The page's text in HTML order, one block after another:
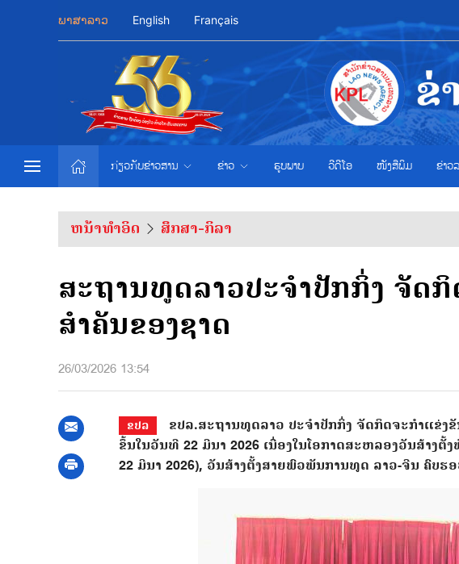
ພາສາລາວ English Français
ກ່ຽວກັບຂ່າວສານ ຂ່າວ ຮູບພາບ ວີດີໂອ ໜັງສືພິມ ຂ່າວ​
ຫນ້າທຳອິດ ສຶກສາ-ກິລາ
ສະຖານທູດລາວປະຈໍາປັກກິ່ງ ຈັດ
ສໍາຄັນຂອງຊາດ
26/03/2026 13:54
ຂປລ
ຂປລ.ສະຖານທູດລາວ ປະຈໍາປັກກິ່ງ ຈັດກິດຈະກໍາແຂ່
ຂຶ້ນໃນວັນທີ 22 ມີນາ 2026 ເນື່ອງໃນໂອກາດສະຫລອງວັນສ້າງຕັ້
22 ມີນາ 2026), ວັນສ້າງຕັ້ງສາຍພົວພັນການທູດ ລາວ-ຈີນ ຄົບຮ